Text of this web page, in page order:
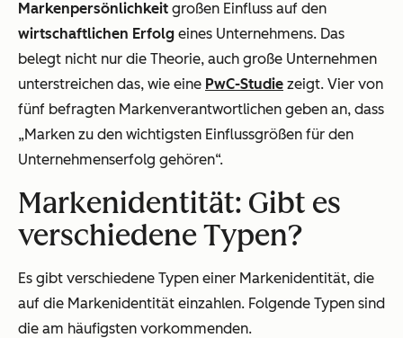
Markenpersönlichkeit großen Einfluss auf den
wirtschaftlichen Erfolg eines Unternehmens. Das
belegt nicht nur die Theorie, auch große Unternehmen
unterstreichen das, wie eine PwC-Studie zeigt. Vier von
fünf befragten Markenverantwortlichen geben an, dass
„Marken zu den wichtigsten Einflussgrößen für den
Unternehmenserfolg gehören“.
Markenidentität: Gibt es
verschiedene Typen?
Es gibt verschiedene Typen einer Markenidentität, die
auf die Markenidentität einzahlen. Folgende Typen sind
die am häufigsten vorkommenden.